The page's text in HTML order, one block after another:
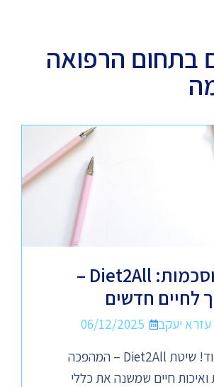
בתחום הרפואה
שובר המוסכמות: Diet2All –
לחיים חדשים
06/12/2025
דיאטה? לא עוד! שיטת Diet2All – המהפכה
ואיכות חיים שמשנה את כללי